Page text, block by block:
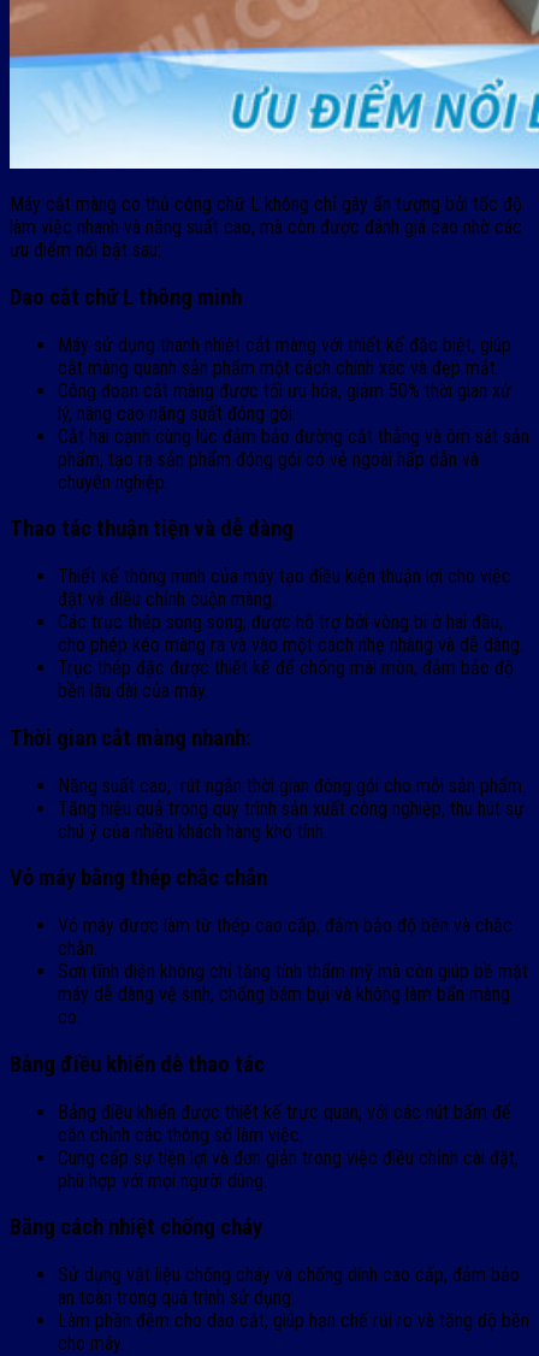
Máy cắt màng co thủ công chữ L không chỉ gây ấn tượng bởi tốc độ
làm việc nhanh và năng suất cao, mà còn được đánh giá cao nhờ các
ưu điểm nổi bật sau:
Dao cắt chữ L thông minh
Máy sử dụng thanh nhiệt cắt màng với thiết kế đặc biệt, giúp
cắt màng quanh sản phẩm một cách chính xác và đẹp mắt.
Công đoạn cắt màng được tối ưu hóa, giảm 50% thời gian xử
lý, nâng cao năng suất đóng gói.
Cắt hai cạnh cùng lúc đảm bảo đường cắt thẳng và ôm sát sản
phẩm, tạo ra sản phẩm đóng gói có vẻ ngoài hấp dẫn và
chuyên nghiệp.
Thao tác thuận tiện và dễ dàng
Thiết kế thông minh của máy tạo điều kiện thuận lợi cho việc
đặt và điều chỉnh cuộn màng.
Các trục thép song song, được hỗ trợ bởi vòng bi ở hai đầu,
cho phép kéo màng ra và vào một cách nhẹ nhàng và dễ dàng.
Trục thép đặc được thiết kế để chống mài mòn, đảm bảo độ
bền lâu dài của máy.
Thời gian cắt màng nhanh:
Năng suất cao, rút ngắn thời gian đóng gói cho mỗi sản phẩm.
Tăng hiệu quả trong quy trình sản xuất công nghiệp, thu hút sự
chú ý của nhiều khách hàng khó tính.
Vỏ máy bằng thép chắc chắn
Vỏ máy được làm từ thép cao cấp, đảm bảo độ bền và chắc
chắn.
Sơn tĩnh điện không chỉ tăng tính thẩm mỹ mà còn giúp bề mặt
máy dễ dàng vệ sinh, chống bám bụi và không làm bẩn màng
co.
Bảng điều khiển dễ thao tác
Bảng điều khiển được thiết kế trực quan, với các nút bấm để
căn chỉnh các thông số làm việc.
Cung cấp sự tiện lợi và đơn giản trong việc điều chỉnh cài đặt,
phù hợp với mọi người dùng.
Băng cách nhiệt chống cháy
Sử dụng vật liệu chống cháy và chống dính cao cấp, đảm bảo
an toàn trong quá trình sử dụng.
Làm phần đệm cho dao cắt, giúp hạn chế rủi ro và tăng độ bền
cho máy.